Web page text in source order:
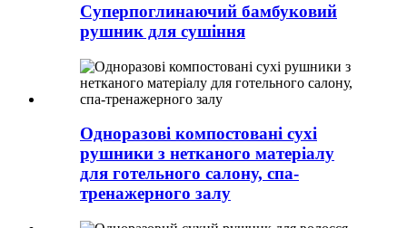
Суперпоглинаючий бамбуковий
рушник для сушіння
Одноразові компостовані сухі
рушники з нетканого матеріалу
для готельного салону, спа-
тренажерного залу